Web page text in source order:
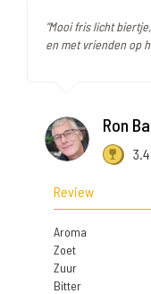
"Mooi fris licht
en met vrienden op
Ron
Review
Aroma
Zoet
Zuur
Bitter